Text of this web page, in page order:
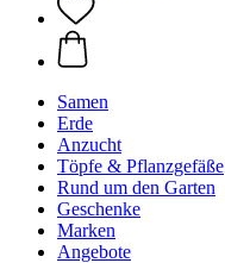
Samen
Erde
Anzucht
Töpfe & Pflanzgefäße
Rund um den Garten
Geschenke
Marken
Angebote